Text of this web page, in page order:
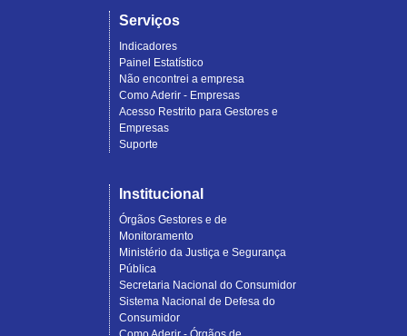
Serviços
Indicadores
Painel Estatístico
Não encontrei a empresa
Como Aderir - Empresas
Acesso Restrito para Gestores e
Empresas
Suporte
Institucional
Órgãos Gestores e de
Monitoramento
Ministério da Justiça e Segurança
Pública
Secretaria Nacional do Consumidor
Sistema Nacional de Defesa do
Consumidor